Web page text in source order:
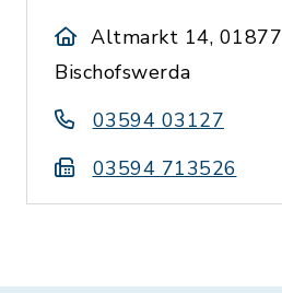
Altmarkt 14, 01877
Bischofswerda
03594 03127
03594 713526